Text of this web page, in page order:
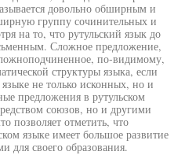
довольно обширным и
группу сочинительных и
на то, что рутульский язык до
Сложное предложение,
по-видимому,
структуры языка, если
не только исконных, но и
предложения в рутульском
союзов, но и другими
позволяет отметить, что
языке имеет большое развитие
для своего образования.